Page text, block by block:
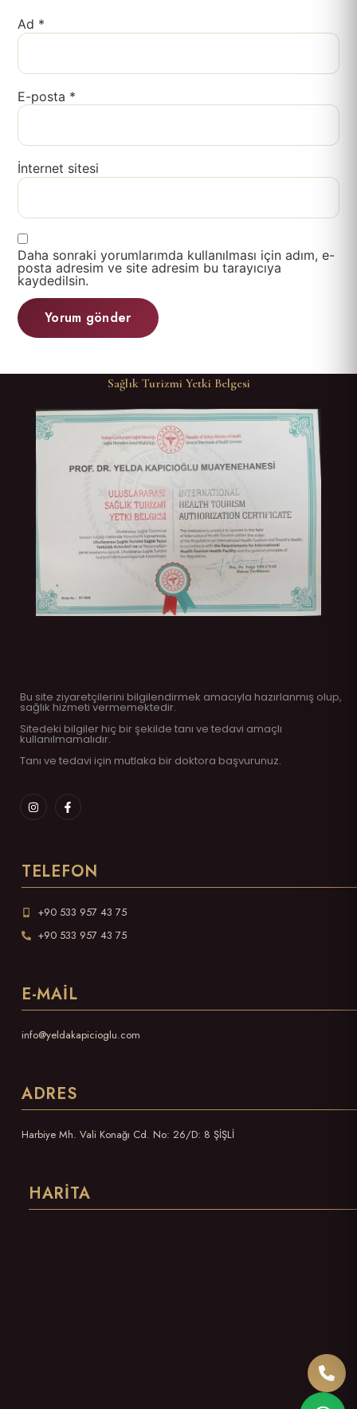
Ad *
E-posta *
İnternet sitesi
Daha sonraki yorumlarımda kullanılması için adım, e-
posta adresim ve site adresim bu tarayıcıya
kaydedilsin.
Sağlık Turizmi Yetki Belgesi
Bu site ziyaretçilerini bilgilendirmek amacıyla hazırlanmış olup,
sağlık hizmeti vermemektedir.
Sitedeki bilgiler hiç bir şekilde tanı ve tedavi amaçlı
kullanılmamalıdır.
Tanı ve tedavi için mutlaka bir doktora başvurunuz.
TELEFON
+90 533 957 43 75
+90 533 957 43 75
E-MAIL
info@yeldakapicioglu.com
ADRES
Harbiye Mh. Vali Konağı Cd. No: 26/D: 8 ŞİŞLİ
HARITA
Bizi